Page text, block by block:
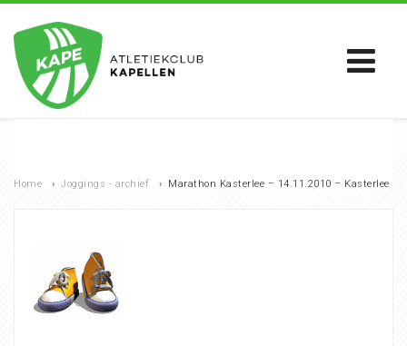
Home › Joggings - archief › Marathon Kasterlee – 14.11.2010 – Kasterlee